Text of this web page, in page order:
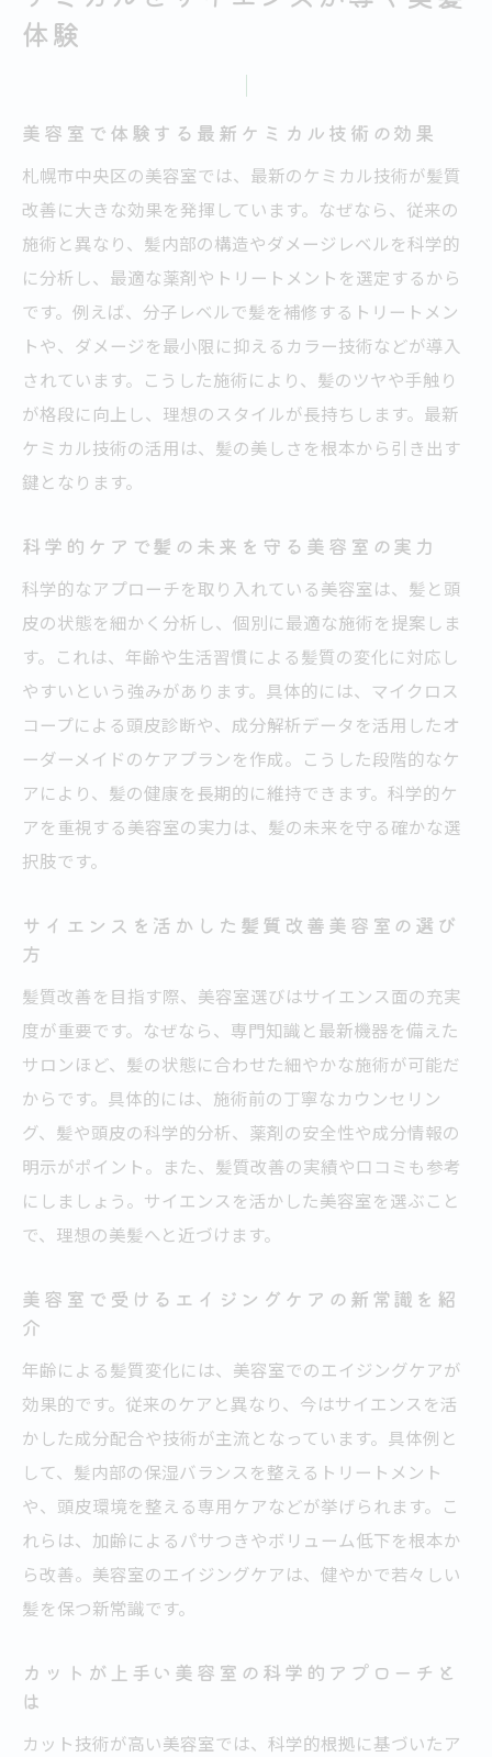
ホームケアと美容室の効果的な組み合わせ
ち
くせ毛対策に強い美容室の利用ポイント
カットが上手い美容室のリピート術まとめ
札幌で求められる美容室の進化と未来
札幌の美容室が進化する理由と今後の展望
美容室の最新トレンドと顧客ニーズへの対
応
科学的視点で進化する美容室のサービス紹
くせ毛や年齢髪に強い美容室のこれから
美容室が地域の美髪文化をリードする理由
体験
美容室で体験する最新ケミカル技術の効果
札幌市中央区の美容室では、最新のケミカル技術が髪質
改善に大きな効果を発揮しています。なぜなら、従来の
施術と異なり、髪内部の構造やダメージレベルを科学的
に分析し、最適な薬剤やトリートメントを選定するから
です。例えば、分子レベルで髪を補修するトリートメン
トや、ダメージを最小限に抑えるカラー技術などが導入
されています。こうした施術により、髪のツヤや手触り
が格段に向上し、理想のスタイルが長持ちします。最新
ケミカル技術の活用は、髪の美しさを根本から引き出す
鍵となります。
科学的ケアで髪の未来を守る美容室の実力
科学的なアプローチを取り入れている美容室は、髪と頭
皮の状態を細かく分析し、個別に最適な施術を提案しま
す。これは、年齢や生活習慣による髪質の変化に対応し
やすいという強みがあります。具体的には、マイクロス
コープによる頭皮診断や、成分解析データを活用したオ
ーダーメイドのケアプランを作成。こうした段階的なケ
アにより、髪の健康を長期的に維持できます。科学的ケ
アを重視する美容室の実力は、髪の未来を守る確かな選
択肢です。
サイエンスを活かした髪質改善美容室の選び
方
髪質改善を目指す際、美容室選びはサイエンス面の充実
度が重要です。なぜなら、専門知識と最新機器を備えた
サロンほど、髪の状態に合わせた細やかな施術が可能だ
からです。具体的には、施術前の丁寧なカウンセリン
グ、髪や頭皮の科学的分析、薬剤の安全性や成分情報の
明示がポイント。また、髪質改善の実績や口コミも参考
にしましょう。サイエンスを活かした美容室を選ぶこと
で、理想の美髪へと近づけます。
美容室で受けるエイジングケアの新常識を紹
介
年齢による髪質変化には、美容室でのエイジングケアが
効果的です。従来のケアと異なり、今はサイエンスを活
かした成分配合や技術が主流となっています。具体例と
して、髪内部の保湿バランスを整えるトリートメント
や、頭皮環境を整える専用ケアなどが挙げられます。こ
れらは、加齢によるパサつきやボリューム低下を根本か
ら改善。美容室のエイジングケアは、健やかで若々しい
髪を保つ新常識です。
カットが上手い美容室の科学的アプローチと
は
カット技術が高い美容室では、科学的根拠に基づいたア